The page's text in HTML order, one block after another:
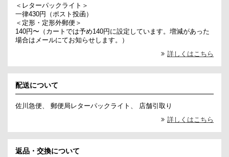
＜レターパックライト＞
一律430円（ポスト投函）
＜定形・定形外郵便＞
140円〜（カートでは予め140円に設定しています。増減があった
場合はメールにてお知らせします。）
詳しくはこちら
配送について
佐川急便、 郵便局レターパックライト、 店舗引取り
詳しくはこちら
返品・交換について